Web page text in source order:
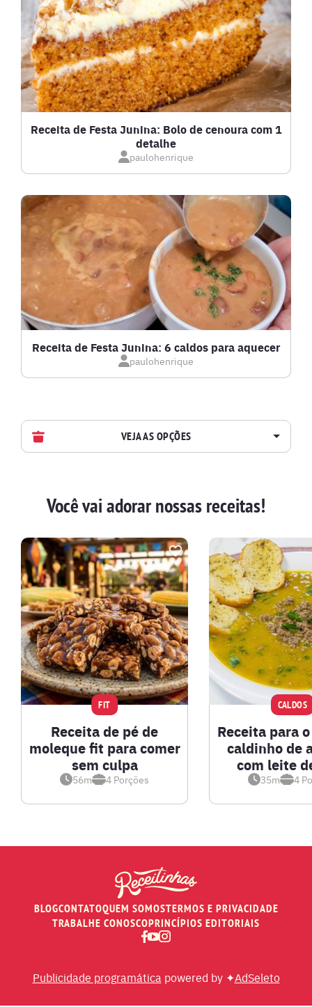
Receita de Festa Junina: Bolo de cenoura com 1
detalhe
paulohenrique
Receita de Festa Junina: 6 caldos para aquecer
paulohenrique
VEJA AS OPÇÕES
BATIDAS
BEBIDAS E DRINKS
BISCOITOS
BOLOS E TORTAS
CALDOS
CARNE BOVINA
CARNE SUÍNA
DOCES E SOBREMESAS
DRINKS
Você vai adorar nossas receitas!
FIT
Receita de pé de
moleque fit para comer
sem culpa
56m 4 Porções
CALDOS
Receita para
caldinho de
com leite
35m 4
BLOGCONTATOQUEM SOMOSTERMOS E PRIVACIDADE
TRABALHE CONOSCOPRINCÍPIOS EDITORIAIS
Publicidade programática powered by ✦AdSeleto